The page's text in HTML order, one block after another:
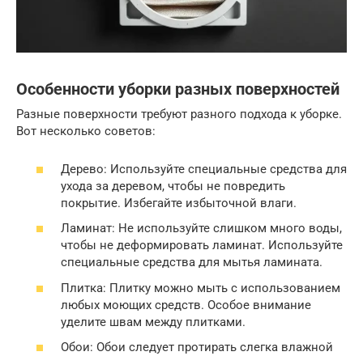
Особенности уборки разных поверхностей
Разные поверхности требуют разного подхода к уборке.
Вот несколько советов:
Дерево: Используйте специальные средства для
ухода за деревом, чтобы не повредить
покрытие. Избегайте избыточной влаги.
Ламинат: Не используйте слишком много воды,
чтобы не деформировать ламинат. Используйте
специальные средства для мытья ламината.
Плитка: Плитку можно мыть с использованием
любых моющих средств. Особое внимание
уделите швам между плитками.
Обои: Обои следует протирать слегка влажной